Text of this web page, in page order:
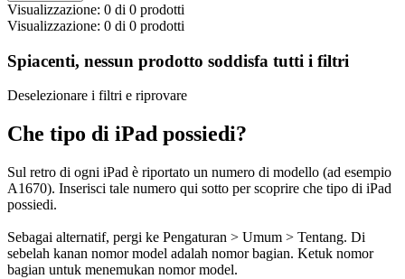
Visualizzazione: 0 di 0 prodotti
Visualizzazione: 0 di 0 prodotti
Spiacenti, nessun prodotto soddisfa tutti i filtri
Deselezionare i filtri e riprovare
Che tipo di iPad possiedi?
Sul retro di ogni iPad è riportato un numero di modello (ad esempio
A1670). Inserisci tale numero qui sotto per scoprire che tipo di iPad
possiedi.
Sebagai alternatif, pergi ke Pengaturan > Umum > Tentang. Di
sebelah kanan nomor model adalah nomor bagian. Ketuk nomor
bagian untuk menemukan nomor model.